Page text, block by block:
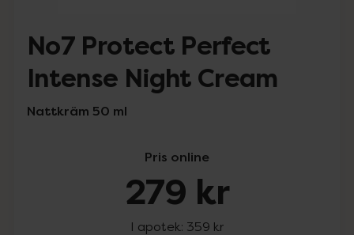
No7 Protect Perfect
Intense Night Cream
Nattkräm 50 ml
Pris online
279 kr
I apotek: 359 kr